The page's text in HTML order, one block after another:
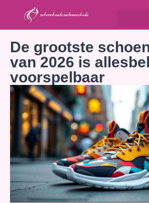
De grootste
van 2026 is
voorspelbaar